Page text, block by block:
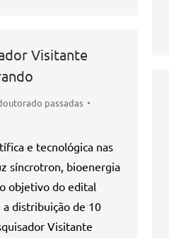
Visitante
passadas
e tecnológica nas
síncrotron, bioenergia
objetivo do edital
a distribuição de 10
Visitante